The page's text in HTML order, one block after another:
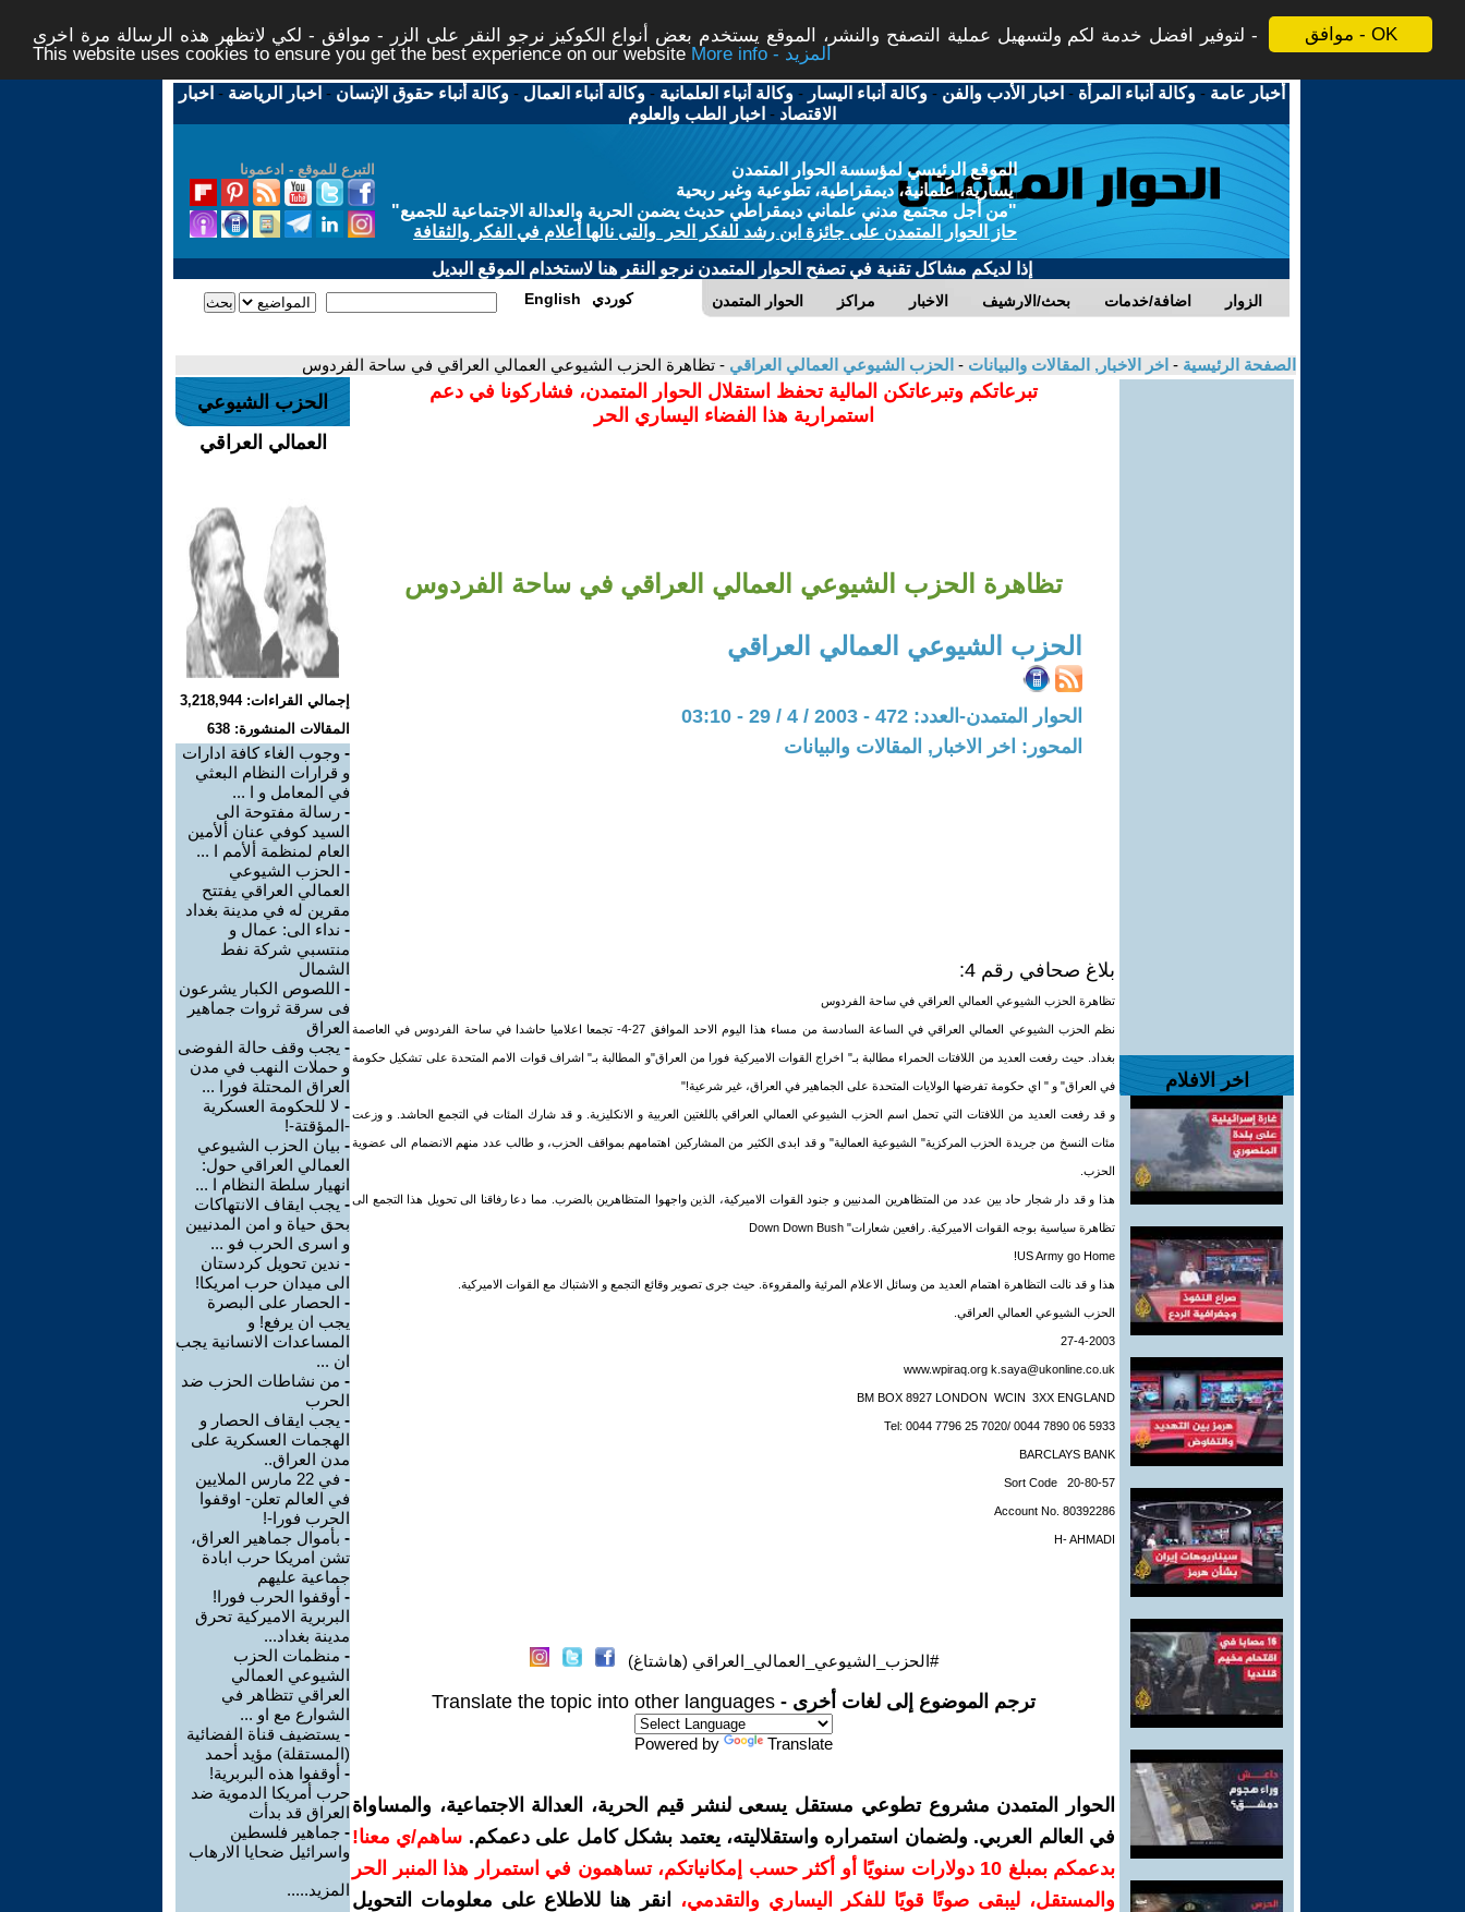
موافق - OK
لتوفير افضل خدمة لكم ولتسهيل عملية التصفح والنشر، الموقع يستخدم بعض أنواع الكوكيز نرجو النقر على الزر - موافق - لكي لاتظهر هذه الرسالة مرة اخرى -
This website uses cookies to ensure you get the best experience on our website
More info - المزيد
أخبار عامة -وكالة أنباء المرأة - اخبار الأدب والفن -وكالة أنباء اليسار -وكالة أنباء العلمانية -وكالة أنباء العمال -وكالة أنباء حقوق الإنسان - اخبار الرياضة - اخبار
الاقتصاد - اخبار الطب والعلوم
التبرع للموقع - ادعمونا
الموقع الرئيسي لمؤسسة الحوار المتمدن
يسارية، علمانية، ديمقراطية، تطوعية وغير ربحية
"من أجل مجتمع مدني علماني ديمقراطي حديث يضمن الحرية والعدالة الاجتماعية للجميع"
حاز الحوار المتمدن على جائزة ابن رشد للفكر الحر والتى نالها أعلام في الفكر والثقافة
إذا لديكم مشاكل تقنية في تصفح الحوار المتمدن نرجو النقر هنا لاستخدام الموقع البديل
الحوار المتمدن مراكز الاخبار بحث/الارشيف اضافة/خدمات الزوار English كوردي
الصفحة الرئيسية - اخر الاخبار, المقالات والبيانات - الحزب الشيوعي العمالي العراقي - تظاهرة الحزب الشيوعي العمالي العراقي في ساحة الفردوس
اخر الافلام
تبرعاتكم وتبرعاتكن المالية تحفظ استقلال الحوار المتمدن، فشاركونا في دعم
استمرارية هذا الفضاء اليساري الحر
تظاهرة الحزب الشيوعي العمالي العراقي في ساحة الفردوس
الحزب الشيوعي العمالي العراقي
الحوار المتمدن-العدد: 472 - 2003 / 4 / 29 - 03:10
المحور: اخر الاخبار, المقالات والبيانات
بلاغ صحافي رقم 4:
تظاهرة الحزب الشيوعي العمالي العراقي في ساحة الفردوس
نظم الحزب الشيوعي العمالي العراقي في الساعة السادسة من مساء هذا اليوم الاحد الموافق 27-4- تجمعا اعلاميا حاشدا في ساحة الفردوس في العاصمة
بغداد. حيث رفعت العديد من اللافتات الحمراء مطالبة بـ" اخراج القوات الاميركية فورا من العراق"و المطالبة بـ" اشراف قوات الامم المتحدة على تشكيل حكومة
في العراق" و " اي حكومة تفرضها الولايات المتحدة على الجماهير في العراق، غير شرعية!"
و قد رفعت العديد من اللافتات التي تحمل اسم الحزب الشيوعي العمالي العراقي باللغتين العربية و الانكليزية. و قد شارك المئات في التجمع الحاشد. و وزعت
مئات النسخ من جريدة الحزب المركزية" الشيوعية العمالية" و قد ابدى الكثير من المشاركين اهتمامهم بمواقف الحزب، و طالب عدد منهم الانضمام الى عضوية
الحزب.
هذا و قد دار شجار حاد بين عدد من المتظاهرين المدنيين و جنود القوات الاميركية، الذين واجهوا المتظاهرين بالضرب. مما دعا رفاقنا الى تحويل هذا التجمع الى
تظاهرة سياسية بوجه القوات الاميركية. رافعين شعارات" Down Down Bush
US Army go Home!
هذا و قد نالت التظاهرة اهتمام العديد من وسائل الاعلام المرئية والمقروءة. حيث جرى تصوير وقائع التجمع و الاشتباك مع القوات الاميركية.
الحزب الشيوعي العمالي العراقي.
27-4-2003
www.wpiraq.org k.saya@ukonline.co.uk
BM BOX 8927 LONDON WCIN 3XX ENGLAND
Tel: 0044 7796 25 7020/ 0044 7890 06 5933
BARCLAYS BANK
Sort Code 20-80-57
Account No. 80392286
H- AHMADI
#الحزب_الشيوعي_العمالي_العراقي (هاشتاغ)
ترجم الموضوع إلى لغات أخرى - Translate the topic into other languages
Powered by Translate
الحوار المتمدن مشروع تطوعي مستقل يسعى لنشر قيم الحرية، العدالة الاجتماعية، والمساواة
في العالم العربي. ولضمان استمراره واستقلاليته، يعتمد بشكل كامل على دعمكم. ساهم/ي معنا!
بدعمكم بمبلغ 10 دولارات سنويًا أو أكثر حسب إمكانياتكم، تساهمون في استمرار هذا المنبر الحر
والمستقل، ليبقى صوتًا قويًا للفكر اليساري والتقدمي،
انقر هنا للاطلاع على معلومات التحويل
الحزب الشيوعي
العمالي العراقي
إجمالي القراءات: 3,218,944
المقالات المنشورة: 638
- وجوب الغاء كافة ادارات
و قرارات النظام البعثي
في المعامل و ا ...
- رسالة مفتوحة الى
السيد كوفي عنان ألأمين
العام لمنظمة ألأمم ا ...
- الحزب الشيوعي
العمالي العراقي يفتتح
مقرين له في مدينة بغداد
- نداء الى: عمال و
منتسبي شركة نفط
الشمال
- اللصوص الكبار يشرعون
فى سرقة ثروات جماهير
العراق
- يجب وقف حالة الفوضى
و حملات النهب في مدن
العراق المحتلة فورا ...
- لا للحكومة العسكرية
-المؤقتة-!
- بيان الحزب الشيوعي
العمالي العراقي حول:
انهيار سلطة النظام ا ...
- يجب ايقاف الانتهاكات
بحق حياة و امن المدنيين
و اسرى الحرب فو ...
- ندين تحويل كردستان
الى ميدان حرب امريكا!
- الحصار على البصرة
يجب ان يرفع! و
المساعدات الانسانية يجب
ان ...
- من نشاطات الحزب ضد
الحرب
- يجب ايقاف الحصار و
الهجمات العسكرية على
مدن العراق..
-
في 22 مارس الملايين
في العالم تعلن- اوقفوا
الحرب فورا-!
- بأموال جماهير العراق،
تشن امريكا حرب ابادة
جماعية عليهم
- أوقفوا الحرب فورا!
البربرية الاميركية تحرق
مدينة بغداد...
- منظمات الحزب
الشيوعي العمالي
العراقي تتظاهر في
الشوارع مع او ...
- يستضيف قناة الفضائية
(المستقلة) مؤيد أحمد
- أوقفوا هذه البربرية!
حرب أمريكا الدموية ضد
العراق قد بدأت
- جماهير فلسطين
واسرائيل ضحايا الارهاب
المزيد.....